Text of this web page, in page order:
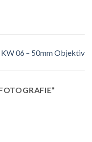
KW 06 – 50mm Objektiv
”